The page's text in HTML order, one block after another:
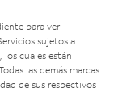
para ver
sujetos a
cuales están
las demás marcas
de sus respectivos